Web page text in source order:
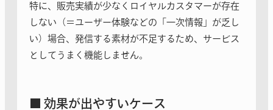
特に、販売実績が少なくロイヤルカスタマーが存在
しない（＝ユーザー体験などの「一次情報」が乏し
い）場合、発信する素材が不足するため、サービス
としてうまく機能しません。
■ 効果が出やすいケース